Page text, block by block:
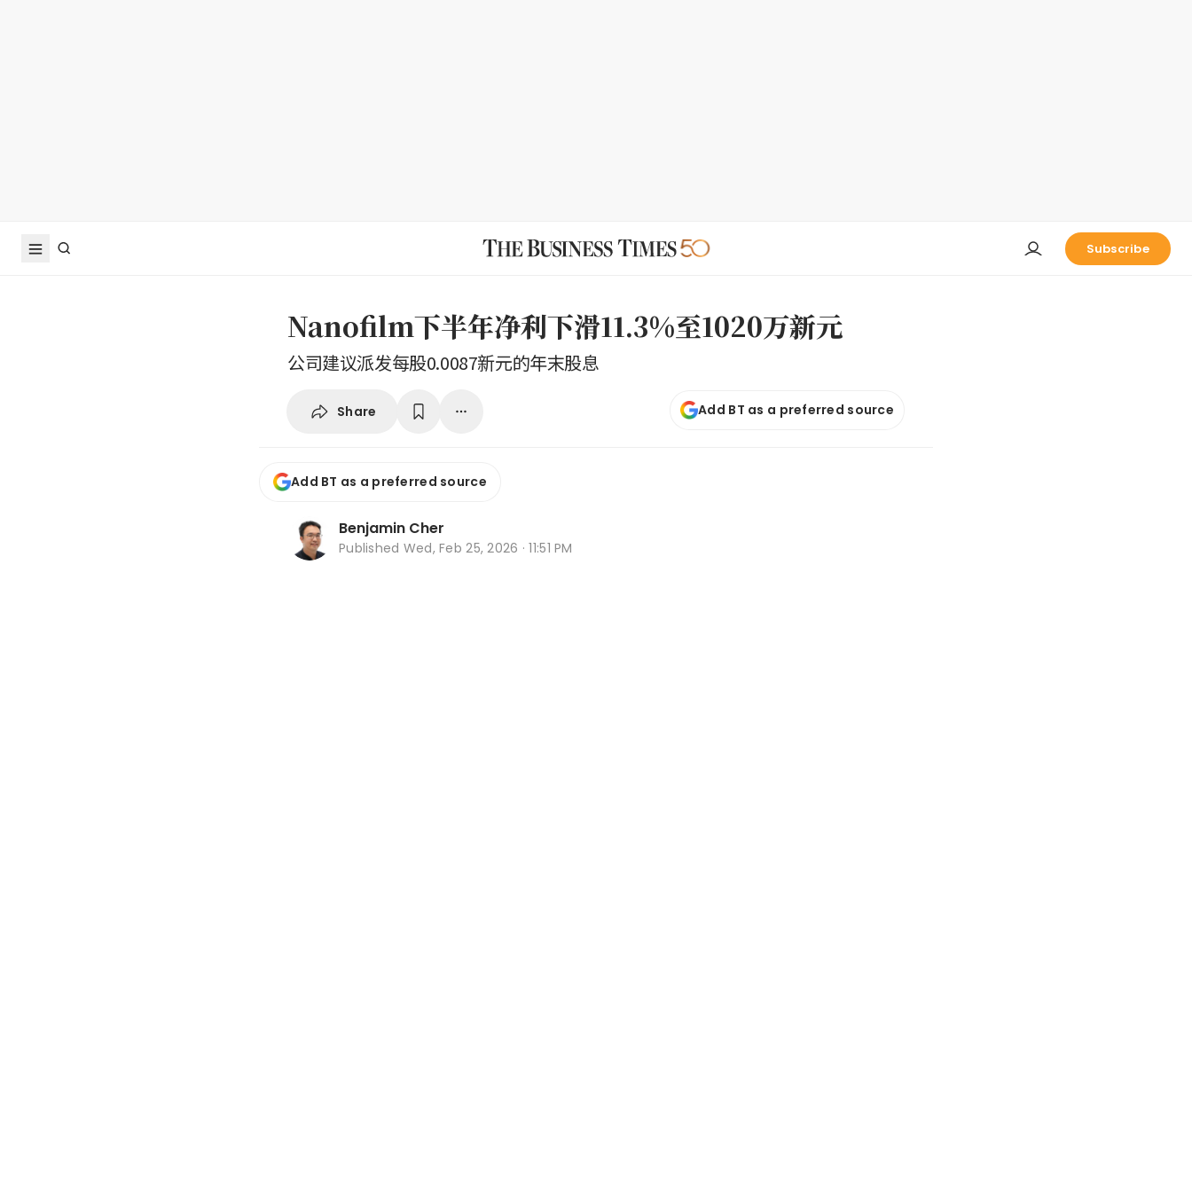
Subscribe
Nanofilm下半年净利下滑11.3%至1020万新元
公司建议派发每股0.0087新元的年末股息
Share Add BT as a preferred source
Add BT as a preferred source
Benjamin Cher
Published Wed, Feb 25, 2026 · 11:51 PM